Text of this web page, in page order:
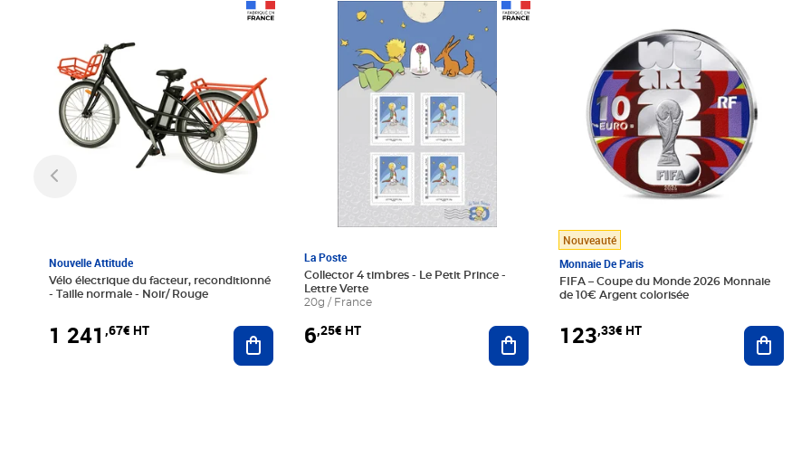
Nouvelle Attitude
Vélo électrique du facteur, reconditionné
- Taille normale - Noir/ Rouge
1 241 ,67€ HT Ajouter au panier
La Poste
Collector 4 timbres - Le Petit Prince -
Lettre Verte
20g / France
6,25€ HT
Prix 6,25€ HT
Ajouter au panier
Nouveauté
Monnaie De Paris
FIFA – Coupe du Monde 2026 Monnaie
de 10€ Argent colorisée
123,33€ HT